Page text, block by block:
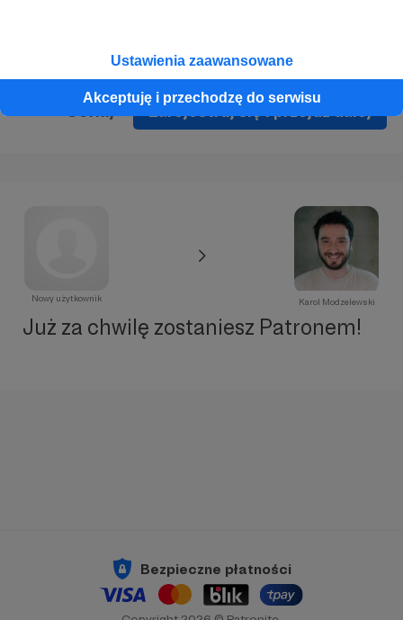
Ustawienia zaawansowane
Akceptuję i przechodzę do serwisu
Zarejestruj się i przejdź dalej
Nowy użytkownik Karol Modzelewski
Już za chwilę zostaniesz Patronem!
Bezpieczne płatności